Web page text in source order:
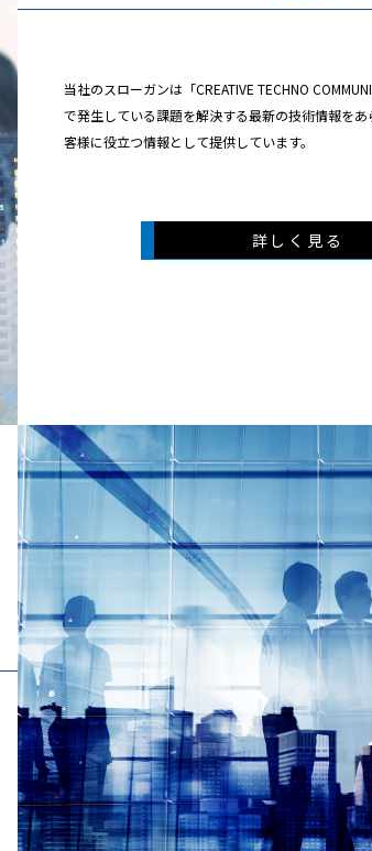
当社のスローガンは「CREATIVE TECHNO
で発生している課題を解決する最新の技術情報を
客様に役立つ情報として提供しています。
詳しく見る